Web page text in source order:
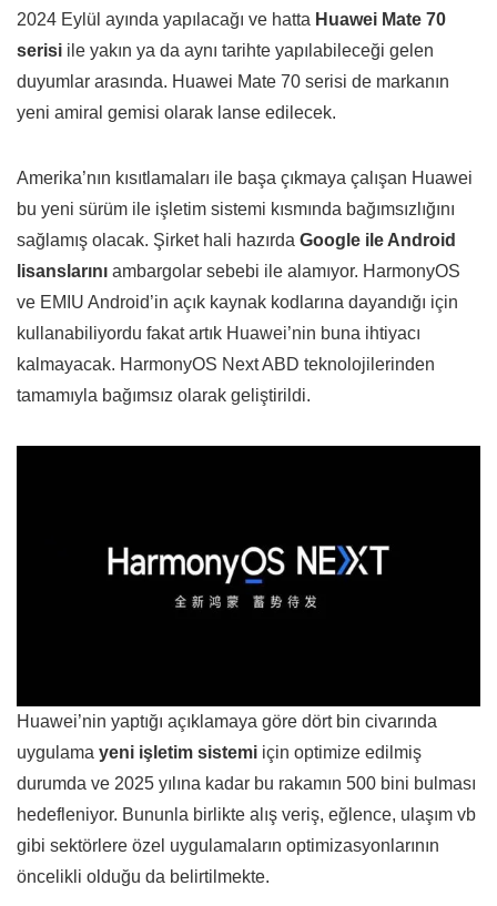
2024 Eylül ayında yapılacağı ve hatta Huawei Mate 70
serisi ile yakın ya da aynı tarihte yapılabileceği gelen
duyumlar arasında. Huawei Mate 70 serisi de markanın
yeni amiral gemisi olarak lanse edilecek.
Amerika’nın kısıtlamaları ile başa çıkmaya çalışan Huawei
bu yeni sürüm ile işletim sistemi kısmında bağımsızlığını
sağlamış olacak. Şirket hali hazırda Google ile Android
lisanslarını ambargolar sebebi ile alamıyor. HarmonyOS
ve EMIU Android’in açık kaynak kodlarına dayandığı için
kullanabiliyordu fakat artık Huawei’nin buna ihtiyacı
kalmayacak. HarmonyOS Next ABD teknolojilerinden
tamamıyla bağımsız olarak geliştirildi.
Huawei’nin yaptığı açıklamaya göre dört bin civarında
uygulama yeni işletim sistemi için optimize edilmiş
durumda ve 2025 yılına kadar bu rakamın 500 bini bulması
hedefleniyor. Bununla birlikte alış veriş, eğlence, ulaşım vb
gibi sektörlere özel uygulamaların optimizasyonlarının
öncelikli olduğu da belirtilmekte.